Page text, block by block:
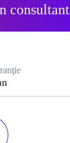
consultant